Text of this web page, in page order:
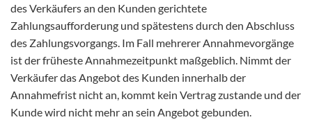
des Verkäufers an den Kunden gerichtete
Zahlungsaufforderung und spätestens durch den Abschluss
des Zahlungsvorgangs. Im Fall mehrerer Annahmevorgänge
ist der früheste Annahmezeitpunkt maßgeblich. Nimmt der
Verkäufer das Angebot des Kunden innerhalb der
Annahmefrist nicht an, kommt kein Vertrag zustande und der
Kunde wird nicht mehr an sein Angebot gebunden.